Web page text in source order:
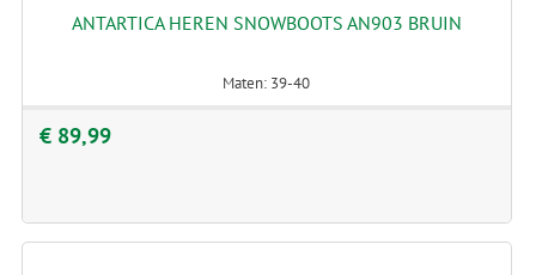
ANTARTICA HEREN SNOWBOOTS AN903 BRUIN
Maten: 39-40
€ 89,99